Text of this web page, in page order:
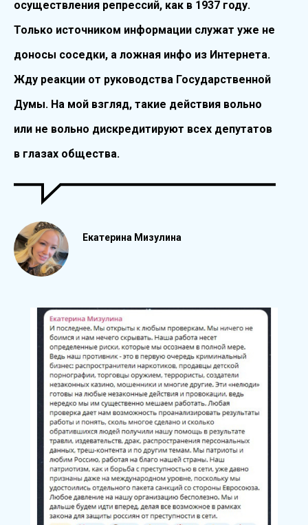
осуществления репрессий, как в 1937 году.
Только источником информации служат уже не
доносы соседки, а ложная инфо из Интернета.
Жду реакции от руководства Государственной
Думы. На мой взгляд, такие действия вольно
или не вольно дискредитируют всех депутатов
в глазах общества.
Екатерина Мизулина